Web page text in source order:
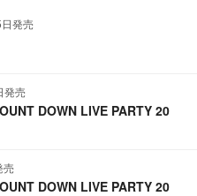
発売
発売
DOWN LIVE PARTY 20
売
DOWN LIVE PARTY 20